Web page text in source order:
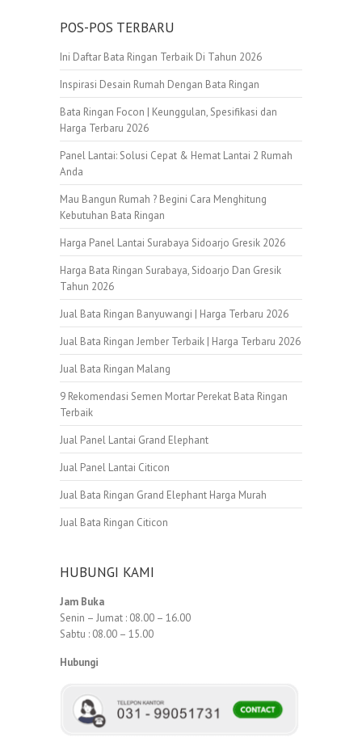
POS-POS TERBARU
Ini Daftar Bata Ringan Terbaik Di Tahun 2026
Inspirasi Desain Rumah Dengan Bata Ringan
Bata Ringan Focon | Keunggulan, Spesifikasi dan
Harga Terbaru 2026
Panel Lantai: Solusi Cepat & Hemat Lantai 2 Rumah
Anda
Mau Bangun Rumah ? Begini Cara Menghitung
Kebutuhan Bata Ringan
Harga Panel Lantai Surabaya Sidoarjo Gresik 2026
Harga Bata Ringan Surabaya, Sidoarjo Dan Gresik
Tahun 2026
Jual Bata Ringan Banyuwangi | Harga Terbaru 2026
Jual Bata Ringan Jember Terbaik | Harga Terbaru 2026
Jual Bata Ringan Malang
9 Rekomendasi Semen Mortar Perekat Bata Ringan
Terbaik
Jual Panel Lantai Grand Elephant
Jual Panel Lantai Citicon
Jual Bata Ringan Grand Elephant Harga Murah
Jual Bata Ringan Citicon
HUBUNGI KAMI
Jam Buka
Senin – Jumat : 08.00 – 16.00
Sabtu : 08.00 – 15.00
Hubungi